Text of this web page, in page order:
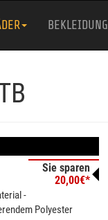
BEKLEIDUNG
Sie sparen
20,00€*
-
Polyester